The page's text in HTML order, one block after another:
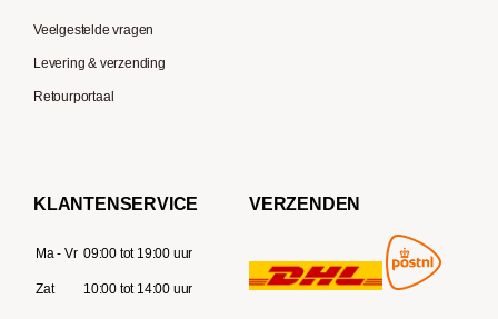
Veelgestelde vragen
Levering & verzending
Retourportaal
KLANTENSERVICE
Ma - Vr 09:00 tot 19:00 uur
Zat 10:00 tot 14:00 uur
VERZENDEN